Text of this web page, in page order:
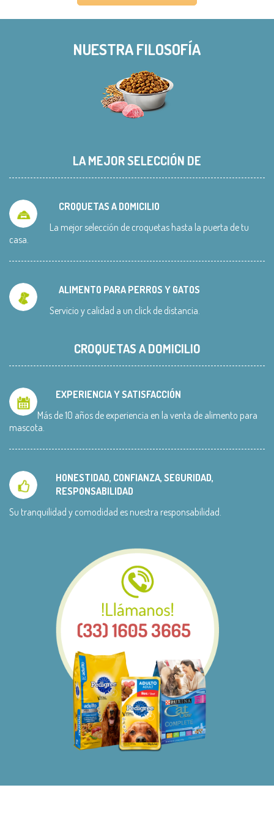
NUESTRA FILOSOFÍA
LA MEJOR SELECCIÓN DE
CROQUETAS A DOMICILIO
La mejor selección de croquetas hasta la puerta de tu
casa.
ALIMENTO PARA PERROS Y GATOS
Servicio y calidad a un click de distancia.
CROQUETAS A DOMICILIO
EXPERIENCIA Y SATISFACCIÓN
Más de 10 años de experiencia en la venta de alimento para
mascota.
HONESTIDAD, CONFIANZA, SEGURIDAD,
RESPONSABILIDAD
Su tranquilidad y comodidad es nuestra responsabilidad.